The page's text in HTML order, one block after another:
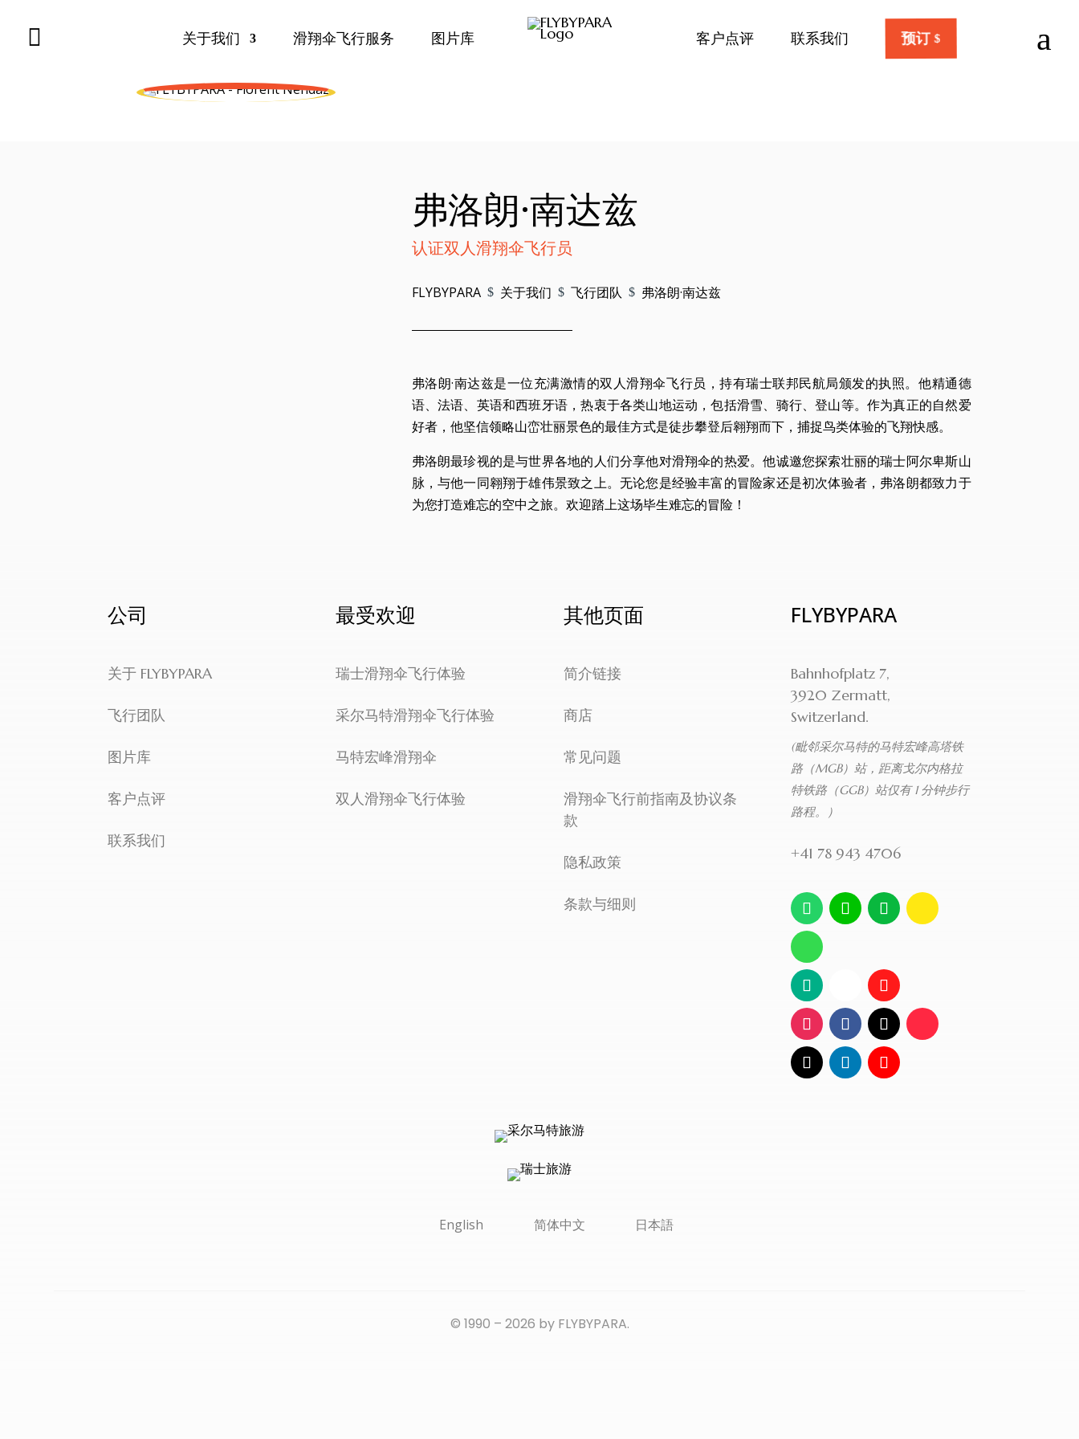
 关于我们 滑翔伞飞行服务 图片库 客户点评 联系我们 预订 a
弗洛朗·南达兹
认证双人滑翔伞飞行员
FLYBYPARA $ 关于我们 $ 飞行团队 $ 弗洛朗·南达兹
弗洛朗·南达兹是一位充满激情的双人滑翔伞飞行员，持有瑞士联邦民航局颁发的执照。他精通德
语、法语、英语和西班牙语，热衷于各类山地运动，包括滑雪、骑行、登山等。作为真正的自然爱
好者，他坚信领略山峦壮丽景色的最佳方式是徒步攀登后翱翔而下，捕捉鸟类体验的飞翔快感。
弗洛朗最珍视的是与世界各地的人们分享他对滑翔伞的热爱。他诚邀您探索壮丽的瑞士阿尔卑斯山
脉，与他一同翱翔于雄伟景致之上。无论您是经验丰富的冒险家还是初次体验者，弗洛朗都致力于
为您打造难忘的空中之旅。欢迎踏上这场毕生难忘的冒险！
公司
关于 FLYBYPARA
飞行团队
图片库
客户点评
联系我们
最受欢迎
瑞士滑翔伞飞行体验
采尔马特滑翔伞飞行体验
马特宏峰滑翔伞
双人滑翔伞飞行体验
其他页面
简介链接
商店
常见问题
滑翔伞飞行前指南及协议条
款
隐私政策
条款与细则
FLYBYPARA
Bahnhofplatz 7,
3920 Zermatt,
Switzerland.
(毗邻采尔马特的马特宏峰高塔铁
路（MGB）站，距离戈尔内格拉
特铁路（GGB）站仅有 1 分钟步行
路程。）
+41 78 943 4706
English 简体中文 日本語
© 1990 – 2026 by FLYBYPARA.